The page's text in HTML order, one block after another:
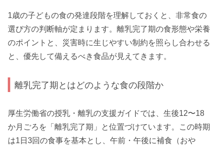
1歳の子どもの食の発達段階を理解しておくと、非常食の
選び方の判断軸が定まります。離乳完了期の食形態や栄養
のポイントと、災害時に生じやすい制約を照らし合わせる
と、優先して備えるべき食品が見えてきます。
離乳完了期とはどのような食の段階か
厚生労働省の授乳・離乳の支援ガイドでは、生後12〜18
か月ごろを「離乳完了期」と位置づけています。この時期
は1日3回の食事を基本とし、午前・午後に補食（おや